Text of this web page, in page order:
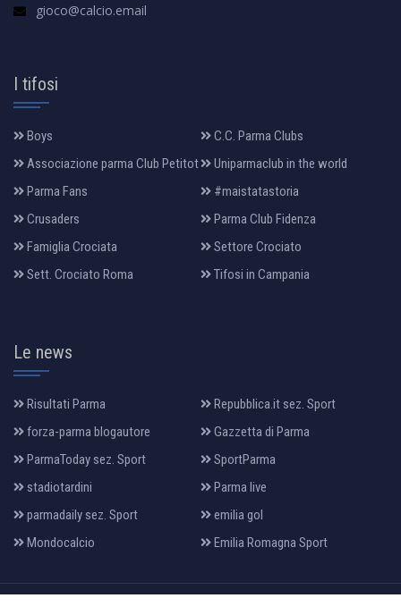
gioco@calcio.email
I tifosi
Boys
C.C. Parma Clubs
Associazione parma Club Petitot
Uniparmaclub in the world
Parma Fans
#maistatastoria
Crusaders
Parma Club Fidenza
Famiglia Crociata
Settore Crociato
Sett. Crociato Roma
Tifosi in Campania
Le news
Risultati Parma
Repubblica.it sez. Sport
forza-parma blogautore
Gazzetta di Parma
ParmaToday sez. Sport
SportParma
stadiotardini
Parma live
parmadaily sez. Sport
emilia gol
Mondocalcio
Emilia Romagna Sport